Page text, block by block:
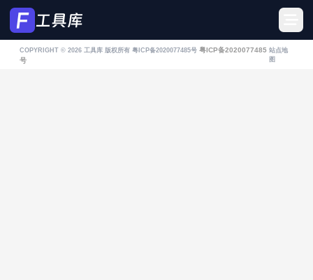
COPYRIGHT © 2026 工具库 版权所有 粤ICP备2020077485号 粤ICP备2020077485
号
站点地
图